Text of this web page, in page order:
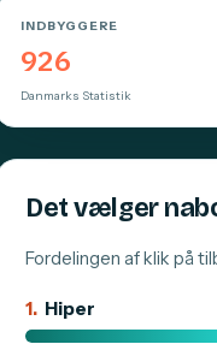
INDBYGGERE
926
Danmarks Statistik
Det vælger
Fordelingen af klik på
1. Hiper